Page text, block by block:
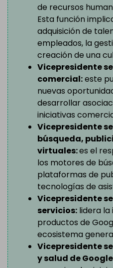
de recursos
Esta función
adquisición de
empleados, la
creación de una
Vicepresidente
comercial:este
nuevas
desarrollar
iniciativas
Vicepresidente
búsqueda,
virtuales:es el
los motores de
plataformas de
tecnologías de
Vicepresidente
servicios: lidera la
productos de
ecosistema
Vicepresidente
y salud de